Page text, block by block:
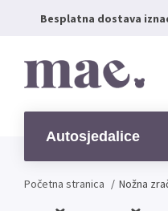
Besplatna dostava
Autosjedalice
Početna stranica / Nožna